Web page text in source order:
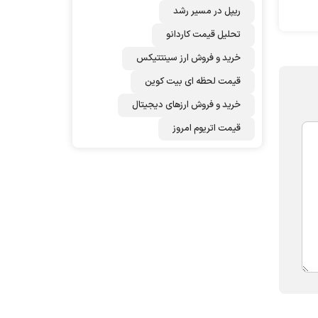
ریپل در مسیر رشد
تحلیل قیمت کاردانو
خرید و فروش ارز سینتتیکس
قیمت لحظه ای بیت کوین
خرید و فروش ارزهای دیجیتال
قیمت اتریوم امروز